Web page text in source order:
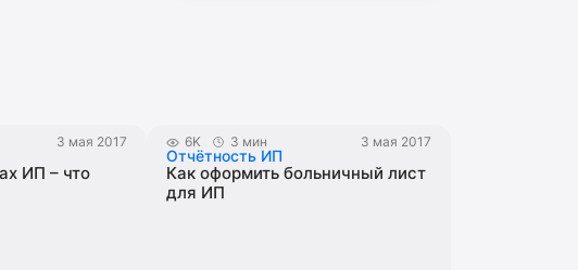
3 мая 2017
ИП – что
6K 3 мин 3 мая 2017
Отчётность ИП
Как оформить больничный лист
для ИП